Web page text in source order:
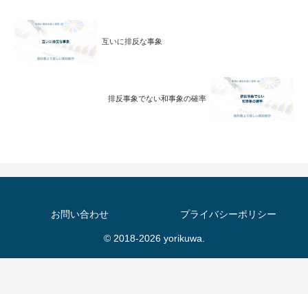
互いに排反な事象
排反事象でない和事象の確率
お問い合わせ プライバシーポリシー
© 2018-2026 yorikuwa.